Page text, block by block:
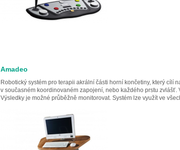
Amadeo
Robotický systém pro terapii akrální části horní končetiny, který cílí
v současném koordinovaném zapojení, nebo každého prstu
Výsledky je možné průběžně monitorovat. Systém lze využít ve